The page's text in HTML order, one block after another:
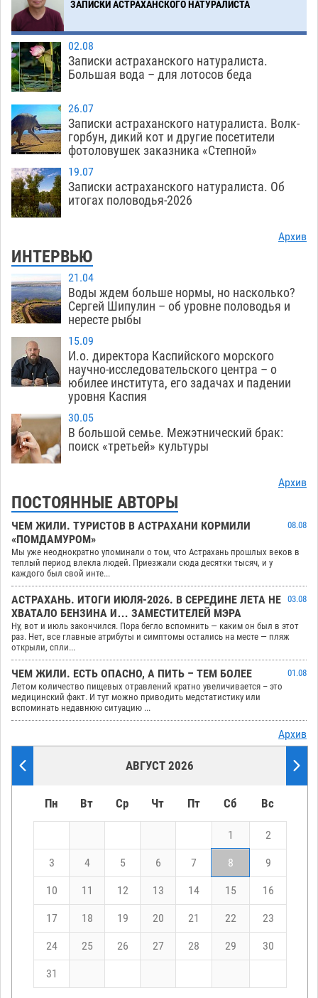
гандболисты уступили казанским «драконам»
Загрузить еще
ЗАПИСКИ АСТРАХАНСКОГО НАТУРАЛИСТА
02.08
Записки астраханского натуралиста.
Большая вода – для лотосов беда
26.07
Записки астраханского натуралиста. Волк-
горбун, дикий кот и другие посетители
фотоловушек заказника «Степной»
19.07
Записки астраханского натуралиста. Об
итогах половодья-2026
Архив
ИНТЕРВЬЮ
21.04
Воды ждем больше нормы, но насколько?
Сергей Шипулин – об уровне половодья и
нересте рыбы
15.09
И.о. директора Каспийского морского
научно-исследовательского центра – о
юбилее института, его задачах и падении
уровня Каспия
30.05
В большой семье. Межэтнический брак:
поиск «третьей» культуры
Архив
ПОСТОЯННЫЕ АВТОРЫ
ЧЕМ ЖИЛИ. ТУРИСТОВ В АСТРАХАНИ КОРМИЛИ
«ПОМДАМУРОМ»
08.08
Мы уже неоднократно упоминали о том, что Астрахань прошлых веков в
теплый период влекла людей. Приезжали сюда десятки тысяч, и у
каждого был свой инте...
АСТРАХАНЬ. ИТОГИ ИЮЛЯ-2026. В СЕРЕДИНЕ ЛЕТА НЕ
ХВАТАЛО БЕНЗИНА И… ЗАМЕСТИТЕЛЕЙ МЭРА
03.08
Ну, вот и июль закончился. Пора бегло вспомнить — каким он был в этот
раз. Нет, все главные атрибуты и симптомы остались на месте — пляж
открыли, спли...
ЧЕМ ЖИЛИ. ЕСТЬ ОПАСНО, А ПИТЬ – ТЕМ БОЛЕЕ
01.08
Летом количество пищевых отравлений кратно увеличивается – это
медицинский факт. И тут можно приводить медстатистику или
вспоминать недавнюю ситуацию ...
Архив
АВГУСТ 2026
Пн Вт Ср Чт Пт Сб Вс
1 2
3 4 5 6 7 8 9
10 11 12 13 14 15 16
17 18 19 20 21 22 23
24 25 26 27 28 29 30
31